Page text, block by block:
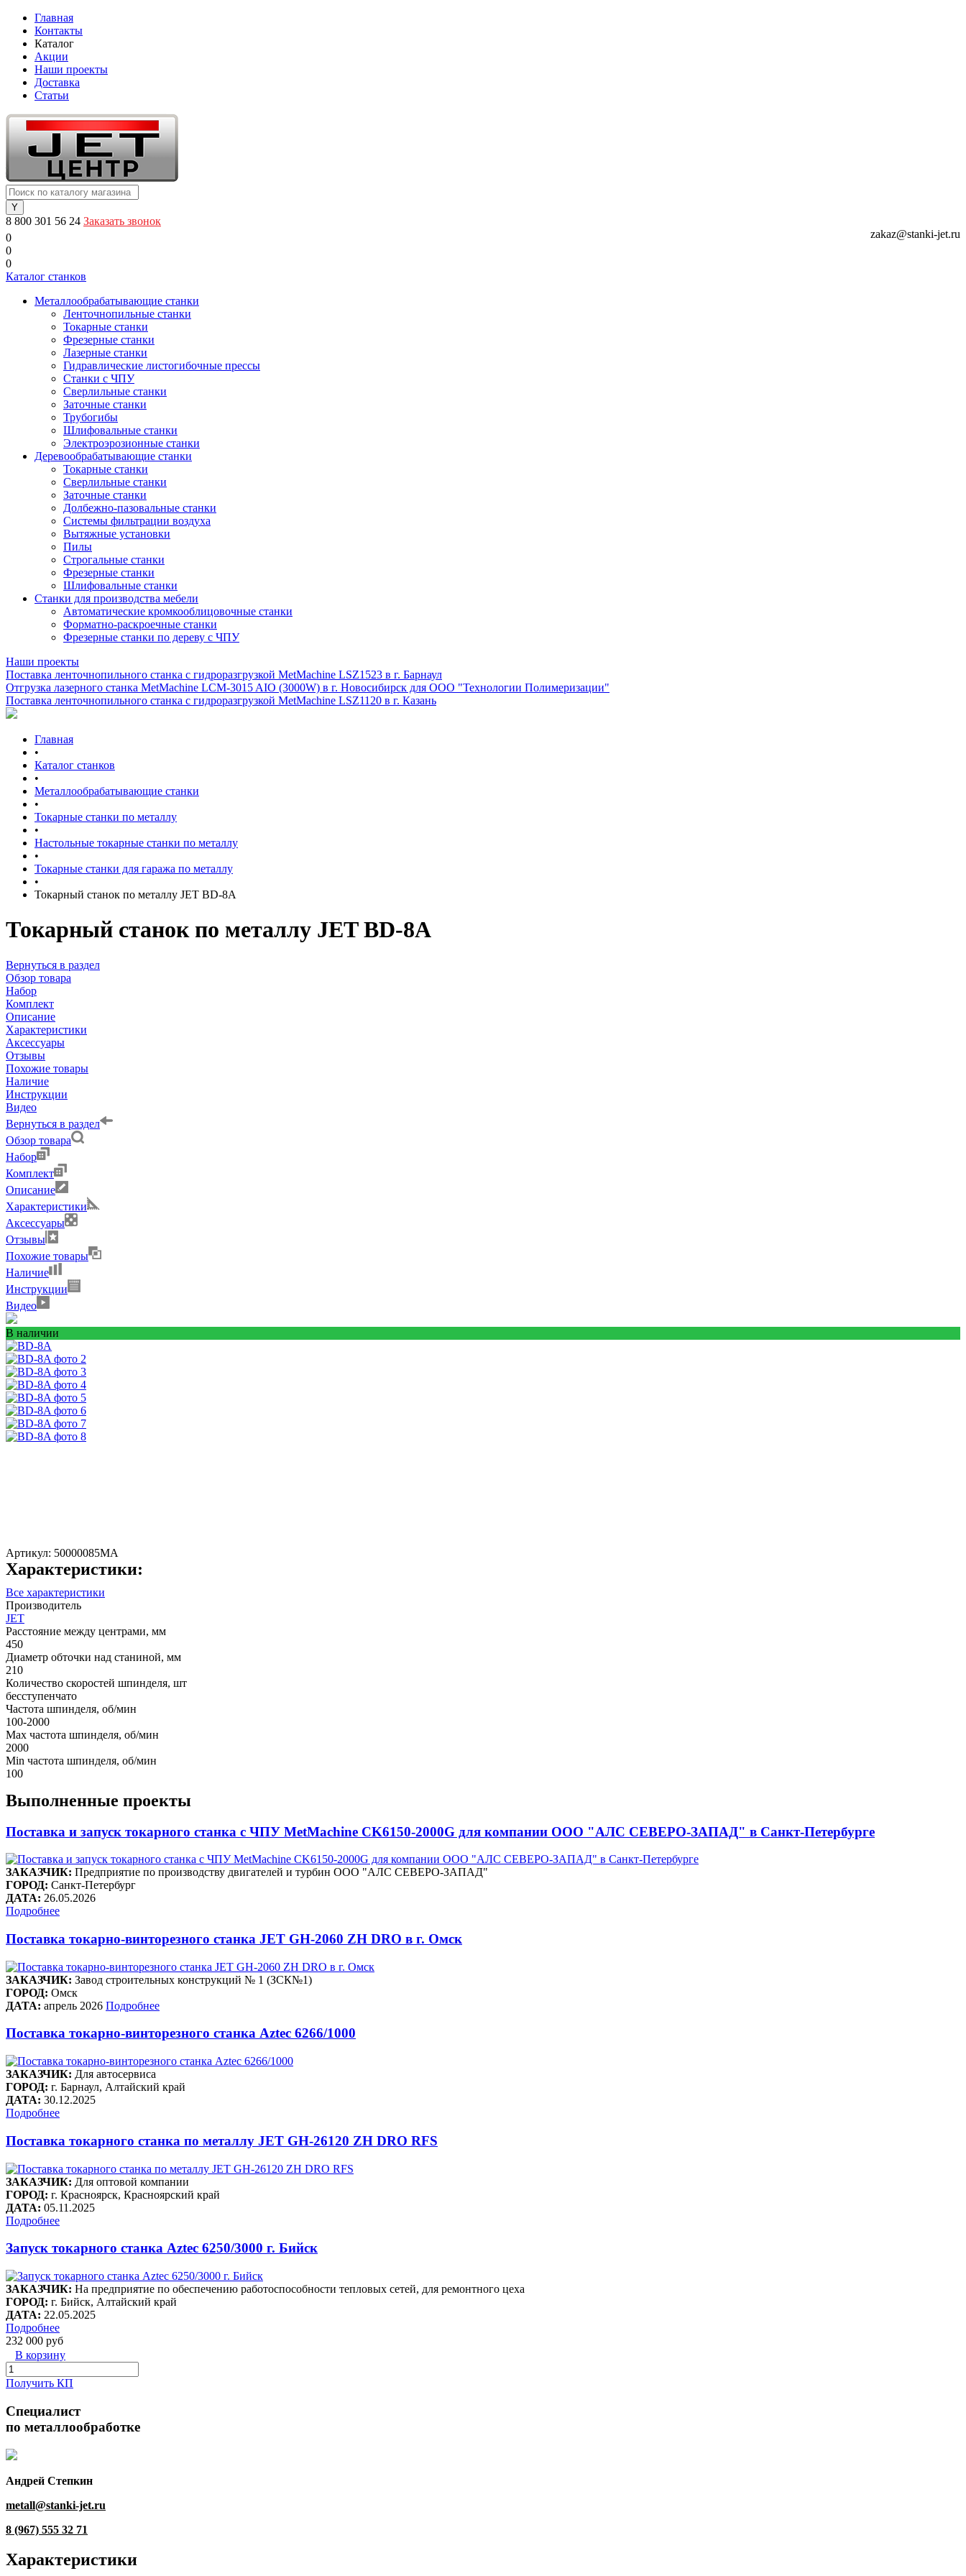
Главная
Контакты
Каталог
Акции
Наши проекты
Доставка
Статьи
8 800 301 56 24 Заказать звонок
zakaz@stanki-jet.ru
0
0
0
Каталог станков
Металлообрабатывающие станки
Ленточнопильные станки
Токарные станки
Фрезерные станки
Лазерные станки
Гидравлические листогибочные прессы
Станки с ЧПУ
Сверлильные станки
Заточные станки
Трубогибы
Шлифовальные станки
Электроэрозионные станки
Деревообрабатывающие станки
Токарные станки
Сверлильные станки
Заточные станки
Долбежно-пазовальные станки
Системы фильтрации воздуха
Вытяжные установки
Пилы
Строгальные станки
Фрезерные станки
Шлифовальные станки
Станки для производства мебели
Автоматические кромкооблицовочные станки
Форматно-раскроечные станки
Фрезерные станки по дереву с ЧПУ
Наши проекты
Поставка ленточнопильного станка c гидроразгрузкой MetMachine LSZ1523 в г. Барнаул
Отгрузка лазерного станка MetMachine LCM-3015 AIO (3000W) в г. Новосибирск для ООО "Технологии Полимеризации"
Поставка ленточнопильного станка c гидроразгрузкой MetMachine LSZ1120 в г. Казань
Главная
•
Каталог станков
•
Металлообрабатывающие станки
•
Токарные станки по металлу
•
Настольные токарные станки по металлу
•
Токарные станки для гаража по металлу
•
Токарный станок по металлу JET BD-8A
Токарный станок по металлу JET BD-8A
Вернуться в раздел
Обзор товара
Набор
Комплект
Описание
Характеристики
Аксессуары
Отзывы
Похожие товары
Наличие
Инструкции
Видео
Вернуться в раздел
Обзор товара
Набор
Комплект
Описание
Характеристики
Аксессуары
Отзывы
Похожие товары
Наличие
Инструкции
Видео
В наличии
Артикул: 50000085MA
Характеристики:
Все характеристики
Производитель
JET
Расстояние между центрами, мм
450
Диаметр обточки над станиной, мм
210
Количество скоростей шпинделя, шт
бесступенчато
Частота шпинделя, об/мин
100-2000
Max частота шпинделя, об/мин
2000
Min частота шпинделя, об/мин
100
Выполненные проекты
Поставка и запуск токарного станка с ЧПУ MetMachine CK6150-2000G для компании ООО "АЛС СЕВЕРО-ЗАПАД" в Санкт-Петербурге
ЗАКАЗЧИК: Предприятие по производству двигателей и турбин ООО "АЛС СЕВЕРО-ЗАПАД"
ГОРОД: Санкт-Петербург
ДАТА: 26.05.2026
Подробнее
Поставка токарно-винторезного станка JET GH-2060 ZH DRO в г. Омск
ЗАКАЗЧИК: Завод строительных конструкций № 1 (ЗСК№1)
ГОРОД: Омск
ДАТА: апрель 2026 Подробнее
Поставка токарно-винторезного станка Aztec 6266/1000
ЗАКАЗЧИК: Для автосервиса
ГОРОД: г. Барнаул, Алтайский край
ДАТА: 30.12.2025
Подробнее
Поставка токарного станка по металлу JET GH-26120 ZH DRO RFS
ЗАКАЗЧИК: Для оптовой компании
ГОРОД: г. Красноярск, Красноярский край
ДАТА: 05.11.2025
Подробнее
Запуск токарного станка Aztec 6250/3000 г. Бийск
ЗАКАЗЧИК: На предприятие по обеспечению работоспособности тепловых сетей, для ремонтного цеха
ГОРОД: г. Бийск, Алтайский край
ДАТА: 22.05.2025
Подробнее
232 000 руб
В корзину
Получить КП
Специалист
по металлообработке
Андрей Степкин
metall@stanki-jet.ru
8 (967) 555 32 71
Характеристики